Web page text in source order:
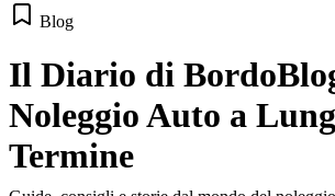
Blog
Il Diario di Bordo
Noleggio Auto a
Termine